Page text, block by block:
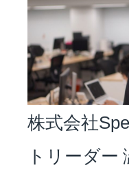
株式会社
トリーダ